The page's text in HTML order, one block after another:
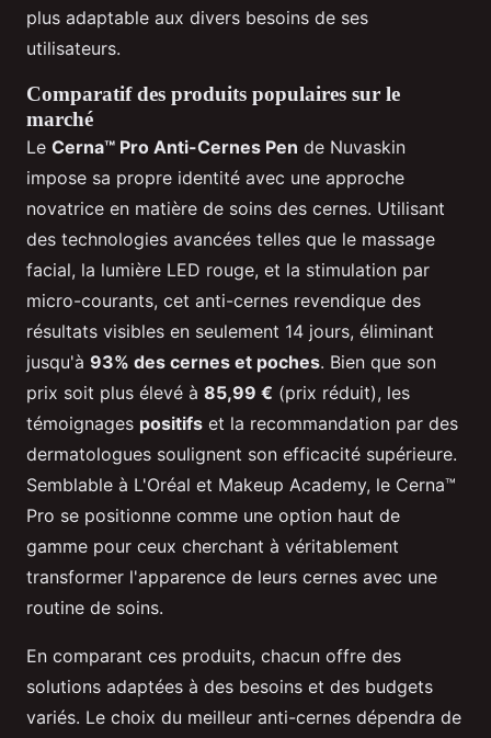
plus adaptable aux divers besoins de ses
utilisateurs.
Comparatif des produits populaires sur le
marché
Le Cerna™ Pro Anti-Cernes Pen de Nuvaskin
impose sa propre identité avec une approche
novatrice en matière de soins des cernes. Utilisant
des technologies avancées telles que le massage
facial, la lumière LED rouge, et la stimulation par
micro-courants, cet anti-cernes revendique des
résultats visibles en seulement 14 jours, éliminant
jusqu'à 93% des cernes et poches. Bien que son
prix soit plus élevé à 85,99 € (prix réduit), les
témoignages positifs et la recommandation par des
dermatologues soulignent son efficacité supérieure.
Semblable à L'Oréal et Makeup Academy, le Cerna™
Pro se positionne comme une option haut de
gamme pour ceux cherchant à véritablement
transformer l'apparence de leurs cernes avec une
routine de soins.
En comparant ces produits, chacun offre des
solutions adaptées à des besoins et des budgets
variés. Le choix du meilleur anti-cernes dépendra de